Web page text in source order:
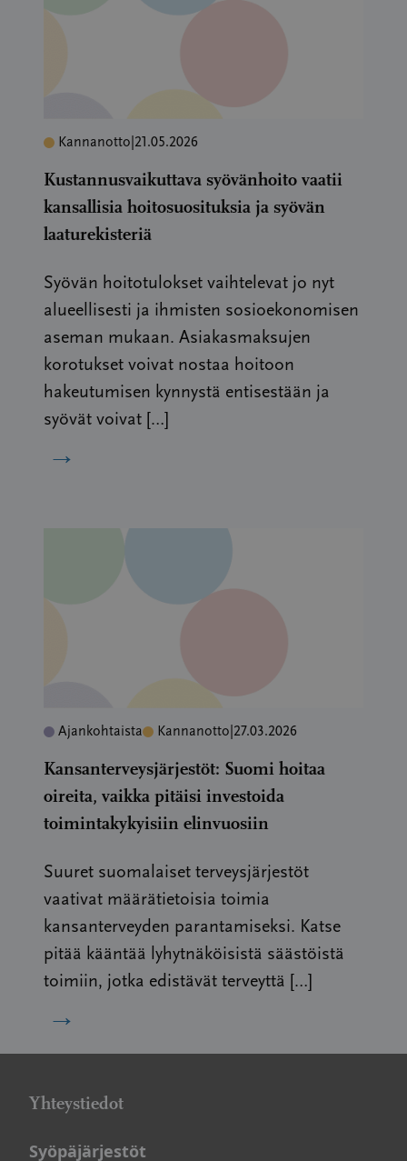
Kannanotto 21.05.2026
Kustannusvaikuttava syövänhoito vaatii
kansallisia hoitosuosituksia ja syövän
laaturekisteriä
Syövän hoitotulokset vaihtelevat jo nyt
alueellisesti ja ihmisten sosioekonomisen
aseman mukaan. Asiakasmaksujen
korotukset voivat nostaa hoitoon
hakeutumisen kynnystä entisestään ja
syövät voivat […]
→
Ajankohtaista Kannanotto 27.03.2026
Kansanterveysjärjestöt: Suomi hoitaa
oireita, vaikka pitäisi investoida
toimintakykyisiin elinvuosiin
Suuret suomalaiset terveysjärjestöt
vaativat määrätietoisia toimia
kansanterveyden parantamiseksi. Katse
pitää kääntää lyhytnäköisistä säästöistä
toimiin, jotka edistävät terveyttä […]
→
Yhteystiedot
Syöpäjärjestöt